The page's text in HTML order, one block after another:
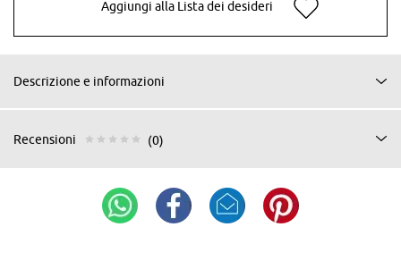
Aggiungi alla Lista dei desideri
Descrizione e informazioni
Recensioni (0)